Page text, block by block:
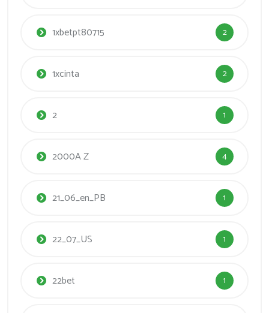
1xbetpt80715 2
1xcinta 2
2 1
2000A Z 4
21_06_en_PB 1
22_07_US 1
22bet 1